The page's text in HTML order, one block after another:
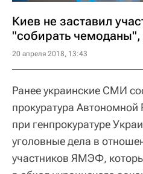
Киев не заставил
"собирать
20 апреля 2018, 13:43
Ранее украинские СМИ
прокуратура
при генпрокуратуре
уголовные дела в
участников ЯМЭФ,